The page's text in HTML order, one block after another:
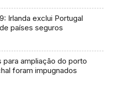
Irlanda exclui Portugal
países seguros
para ampliação do porto
foram impugnados